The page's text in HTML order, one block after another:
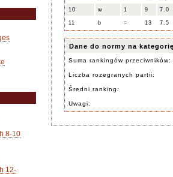
8-10
12-
10 w 1 9 7.0
11 b = 13 7.5
Dane do normy na
Suma rankingów przeciwników:
Liczba rozegranych partii:
Średni ranking:
Uwagi: